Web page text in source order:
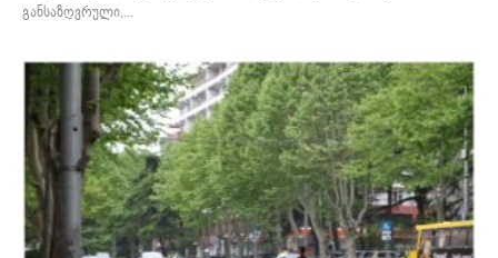
განსაზღვრული,...